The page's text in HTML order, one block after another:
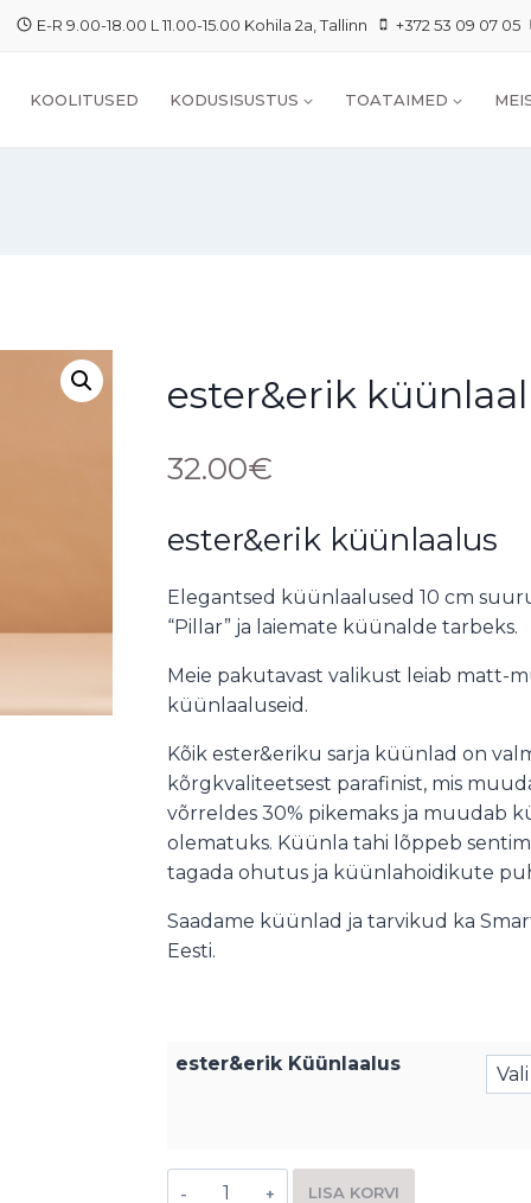
E-R 9.00-18.00 L 11.00-15.00 Kohila 2a, Tallinn +372 53 09 07 05
KOOLITUSED KODUSISUSTUS TOATAIMED
ester&erik
32.00€
ester&erik küünlaalus
Elegantsed küünlaalused 10 cm
“Pillar” ja laiemate küünalde tarbeks.
Meie pakutavast valikust leiab matt-
küünlaaluseid.
Kõik ester&eriku sarja küünlad on
kõrgkvaliteetsest parafinist, mis
võrreldes 30% pikemaks ja muudab
olematuks. Küünla tahi lõppeb
tagada ohutus ja küünlahoidikute
Saadame küünlad ja tarvikud ka
Eesti.
ester&erik Küünlaalus
LISA KORVI